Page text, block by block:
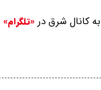
کانال شرق در «تلگرام»